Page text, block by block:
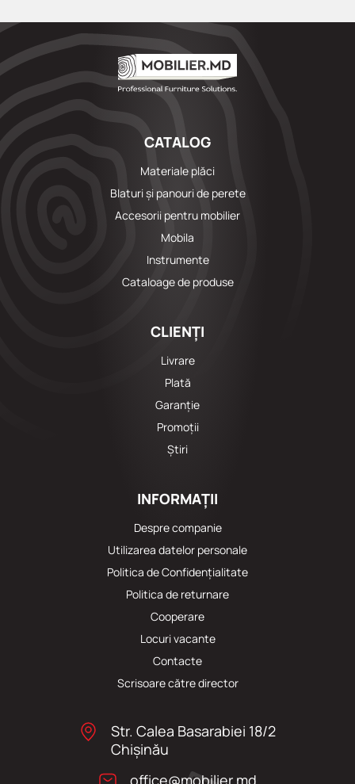
CATALOG
Materiale plăci
Blaturi și panouri de perete
Accesorii pentru mobilier
Mobila
Instrumente
Cataloage de produse
CLIENȚI
Livrare
Plată
Garanție
Promoții
Știri
INFORMAȚII
Despre companie
Utilizarea datelor personale
Politica de Confidențialitate
Politica de returnare
Cooperare
Locuri vacante
Сontacte
Scrisoare către director
Str. Calea Basarabiei 18/2
Chişinău
office@mobilier.md